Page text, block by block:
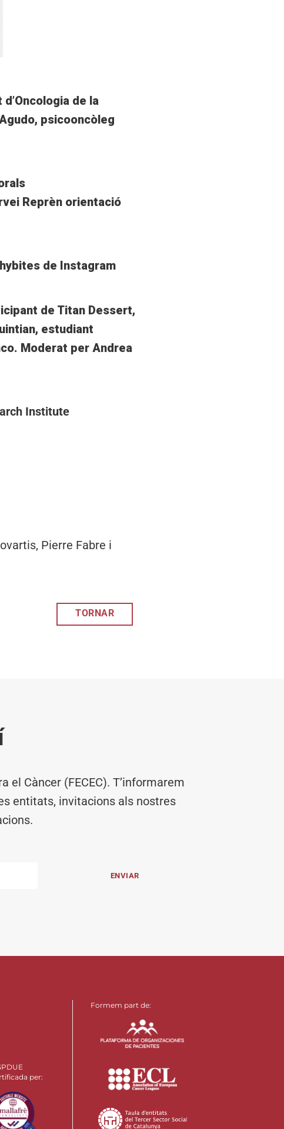
de la
psicooncòleg
Reprèn orientació
de Instagram
de Titan Dessert,
estudiant
Moderat per Andrea
Institute
Pierre Fabre i
TORNAR
el Càncer (FECEC). T’informarem
entitats, invitacions als nostres
per:
Formem part de: